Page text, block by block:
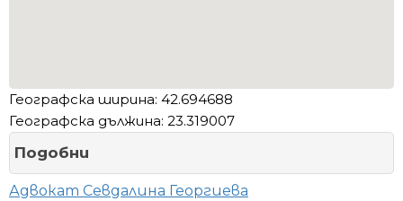
Географска ширина: 42.694688
Географска дължина: 23.319007
Подобни
Адвокат Севдалина Георгиева